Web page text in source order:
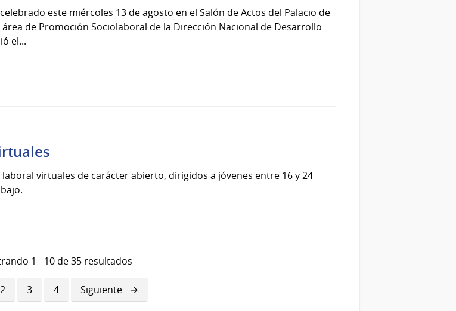
este miércoles 13 de agosto en el Salón de Actos del Palacio de
área de Promoción Sociolaboral de la Dirección Nacional de Desarrollo
el...
virtuales de carácter abierto, dirigidos a jóvenes entre 16 y 24
1 - 10 de 35 resultados
Página
2 Página
3 Página
4
Siguiente
página
Siguiente